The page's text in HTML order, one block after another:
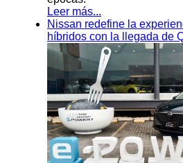
Leer más...
Nissan redefine la
híbridos con la llegada de